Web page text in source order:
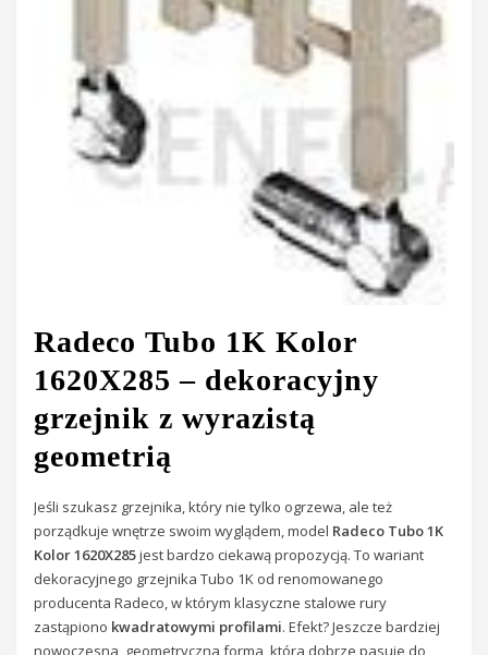
Radeco Tubo 1K Kolor
1620X285 – dekoracyjny
grzejnik z wyrazistą
geometrią
Jeśli szukasz grzejnika, który nie tylko ogrzewa, ale też
porządkuje wnętrze swoim wyglądem, model Radeco Tubo 1K
Kolor 1620X285jest bardzo ciekawą propozycją. To wariant
dekoracyjnego grzejnika Tubo 1K od renomowanego
producenta Radeco, w którym klasyczne stalowe rury
zastąpiono kwadratowymi profilami. Efekt? Jeszcze bardziej
nowoczesna, geometryczna forma, która dobrze pasuje do